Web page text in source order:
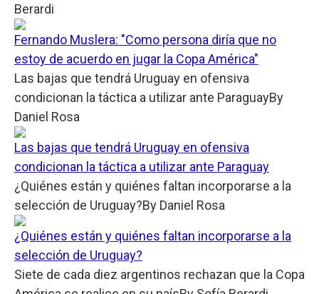
Berardi
Fernando Muslera: "Como persona diría que no
estoy de acuerdo en jugar la Copa América"
Las bajas que tendrá Uruguay en ofensiva
condicionan la táctica a utilizar ante ParaguayBy
Daniel Rosa
Las bajas que tendrá Uruguay en ofensiva
condicionan la táctica a utilizar ante Paraguay
¿Quiénes están y quiénes faltan incorporarse a la
selección de Uruguay?By Daniel Rosa
¿Quiénes están y quiénes faltan incorporarse a la
selección de Uruguay?
Siete de cada diez argentinos rechazan que la Copa